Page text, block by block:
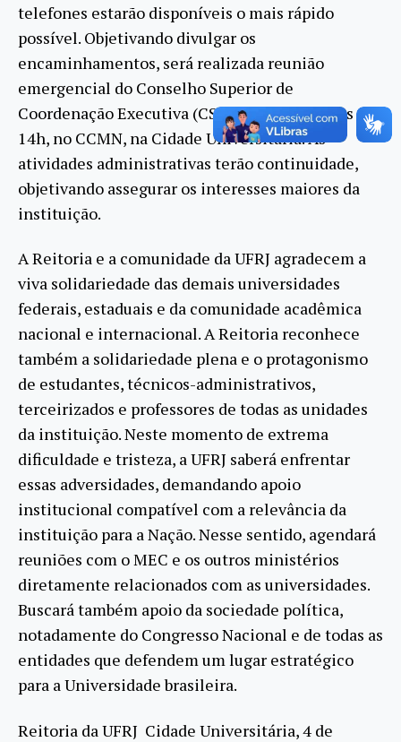
telefones estarão disponíveis o mais rápido
possível. Objetivando divulgar os
encaminhamentos, será realizada reunião
emergencial do Conselho Superior de
Coordenação Executiva (CSCE) hoje, (4/10), às
14h, no CCMN, na Cidade Universitária. As
atividades administrativas terão continuidade,
objetivando assegurar os interesses maiores da
instituição.
A Reitoria e a comunidade da UFRJ agradecem a
viva solidariedade das demais universidades
federais, estaduais e da comunidade acadêmica
nacional e internacional. A Reitoria reconhece
também a solidariedade plena e o protagonismo
de estudantes, técnicos-administrativos,
terceirizados e professores de todas as unidades
da instituição. Neste momento de extrema
dificuldade e tristeza, a UFRJ saberá enfrentar
essas adversidades, demandando apoio
institucional compatível com a relevância da
instituição para a Nação. Nesse sentido, agendará
reuniões com o MEC e os outros ministérios
diretamente relacionados com as universidades.
Buscará também apoio da sociedade política,
notadamente do Congresso Nacional e de todas as
entidades que defendem um lugar estratégico
para a Universidade brasileira.
Reitoria da UFRJ Cidade Universitária, 4 de